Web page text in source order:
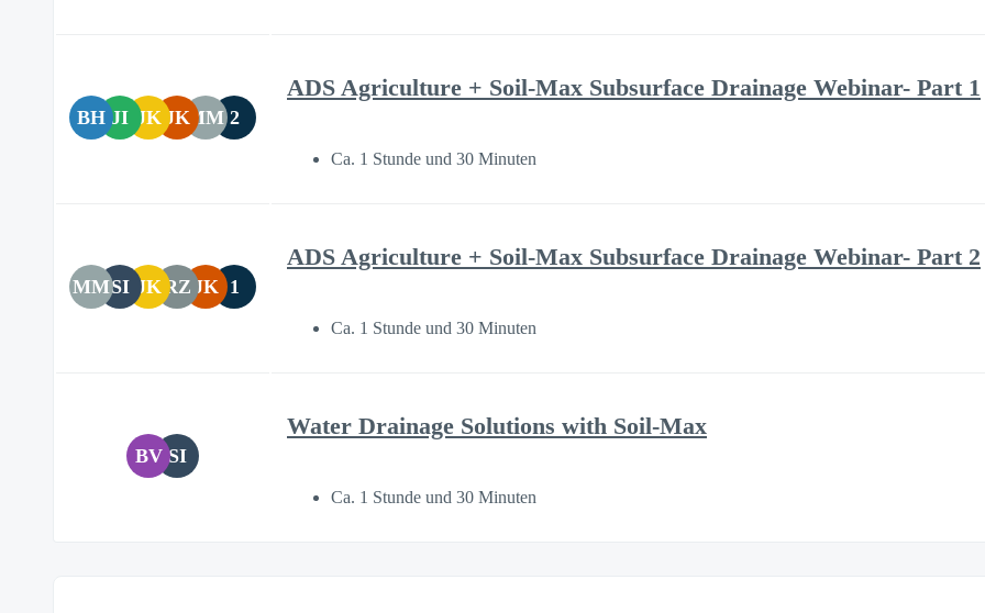
BH JI JK JKMM 2
ADS Agriculture + Soil-Max Subsurface Drainage Webinar- Part 1
Ca. 1 Stunde und 30 Minuten
MMSI JK RZ JK 1
ADS Agriculture + Soil-Max Subsurface Drainage Webinar- Part 2
Ca. 1 Stunde und 30 Minuten
BV SI
Water Drainage Solutions with Soil-Max
Ca. 1 Stunde und 30 Minuten